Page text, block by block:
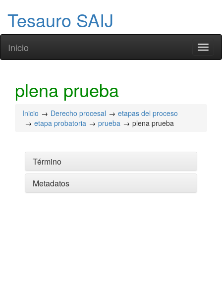
Tesauro SAIJ
Inicio
plena prueba
Inicio Derecho procesal
etapas del proceso
etapa probatoria
prueba plena prueba
Término
Metadatos